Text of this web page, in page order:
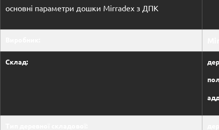
основні параметри дошки Mirradex з ДПК
Склад: